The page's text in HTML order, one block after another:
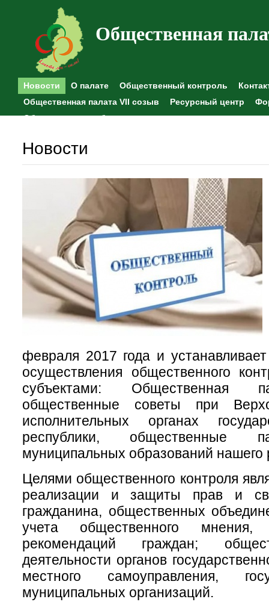
Общественная
Новости О палате Общественный контроль
Общественная палата VII созыв
Ресурсный центр
Общественные наблюдения
Новости
февраля 2017 года и
осуществления общественного
субъектами: Общественная
общественные советы при
исполнительных органах
республики, общественные
муниципальных образований нашего
Целями общественного контроля
реализации и защиты прав и
гражданина, общественных
учета общественного
рекомендаций граждан;
деятельности органов
местного самоуправления,
муниципальных организаций.